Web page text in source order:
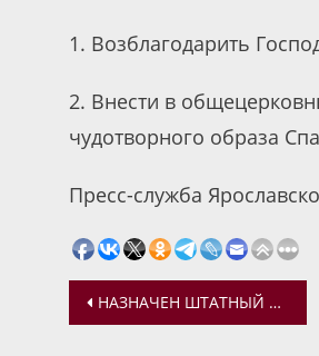
1. Возблагодарить
2. Внести в
чудотворного образа
Пресс-служба
Навигация
НАЗНАЧЕН ШТАТНЫЙ КЛИРИК В ЗНАМЕНСКИЙ ХРАМ Г. ЯРОСЛАВЛЯ